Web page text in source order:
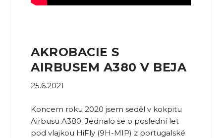
AKROBACIE S
AIRBUSEM A380 V BEJA
25.6.2021
Koncem roku 2020 jsem seděl v kokpitu
Airbusu A380. Jednalo se o poslední let
pod vlajkou HiFly (9H-MIP) z portugalské